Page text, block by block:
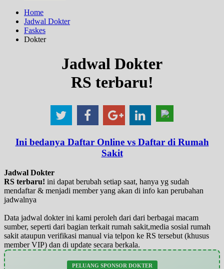
Home
Jadwal Dokter
Faskes
Dokter
Jadwal Dokter
RS terbaru!
Ini bedanya Daftar Online vs Daftar di Rumah
Sakit
Jadwal Dokter
RS terbaru! ini dapat berubah setiap saat, hanya yg sudah
mendaftar & menjadi member yang akan di info kan perubahan
jadwalnya
Data jadwal dokter ini kami peroleh dari dari berbagai macam
sumber, seperti dari bagian terkait rumah sakit,media sosial rumah
sakit ataupun verifikasi manual via telpon ke RS tersebut (khusus
member VIP) dan di update secara berkala.
PELUANG SPONSOR DOKTER